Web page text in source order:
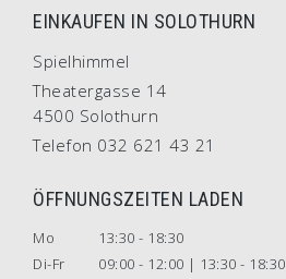
EINKAUFEN IN SOLOTHURN
Spielhimmel
Theatergasse 14
4500 Solothurn
Telefon 032 621 43 21
ÖFFNUNGSZEITEN LADEN
Mo
13:30 - 18:30
Di-Fr
09:00 - 12:00 | 13:30 - 18:30